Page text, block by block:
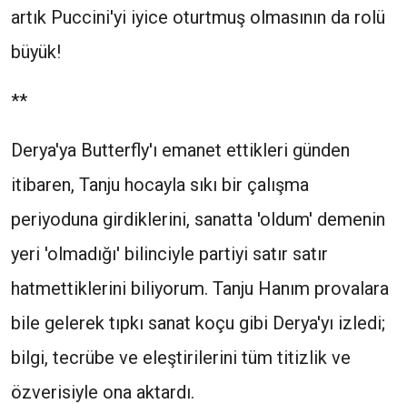
artık Puccini'yi iyice oturtmuş olmasının da rolü
büyük!
**
Derya'ya Butterfly'ı emanet ettikleri günden
itibaren, Tanju hocayla sıkı bir çalışma
periyoduna girdiklerini, sanatta 'oldum' demenin
yeri 'olmadığı' bilinciyle partiyi satır satır
hatmettiklerini biliyorum. Tanju Hanım provalara
bile gelerek tıpkı sanat koçu gibi Derya'yı izledi;
bilgi, tecrübe ve eleştirilerini tüm titizlik ve
özverisiyle ona aktardı.